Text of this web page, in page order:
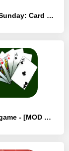
Solitaire Sunday: Card Game - [MOD Много монет]
Solitaire game - [MOD Много монет]